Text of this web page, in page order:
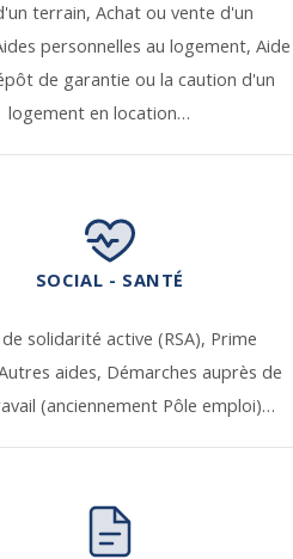
terrain,Achat ou vente d'un
personnelles au logement,Aide
de garantie ou la caution d'un
logement en location…
SOCIAL - SANTÉ
de solidarité active (RSA), Prime
aides, Démarches auprès de
(anciennement Pôle emploi)…